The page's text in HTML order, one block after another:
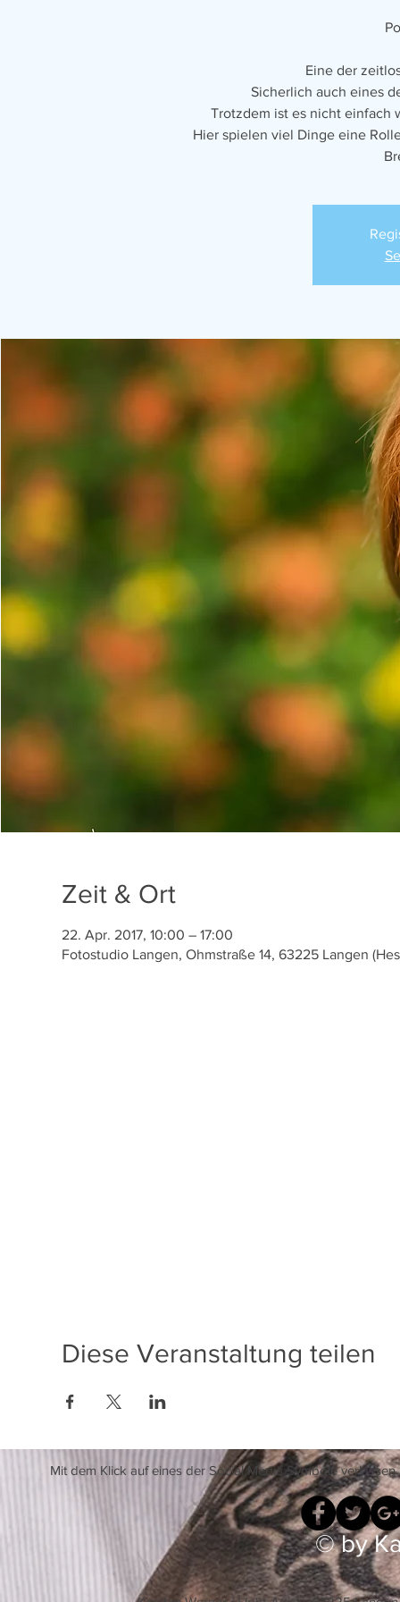
Eine der
Sicherlich auch eines
Trotzdem ist es nicht einfach
Hier spielen viel Dinge eine
Zeit & Ort
22. Apr. 2017, 10:00 – 17:00
Fotostudio Langen, Ohmstraße 14, 63225 Langen
Diese Veranstaltung teilen
Mit dem Klick auf eines der Social Media Symbole
© by